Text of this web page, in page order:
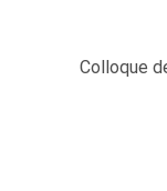
Colloque